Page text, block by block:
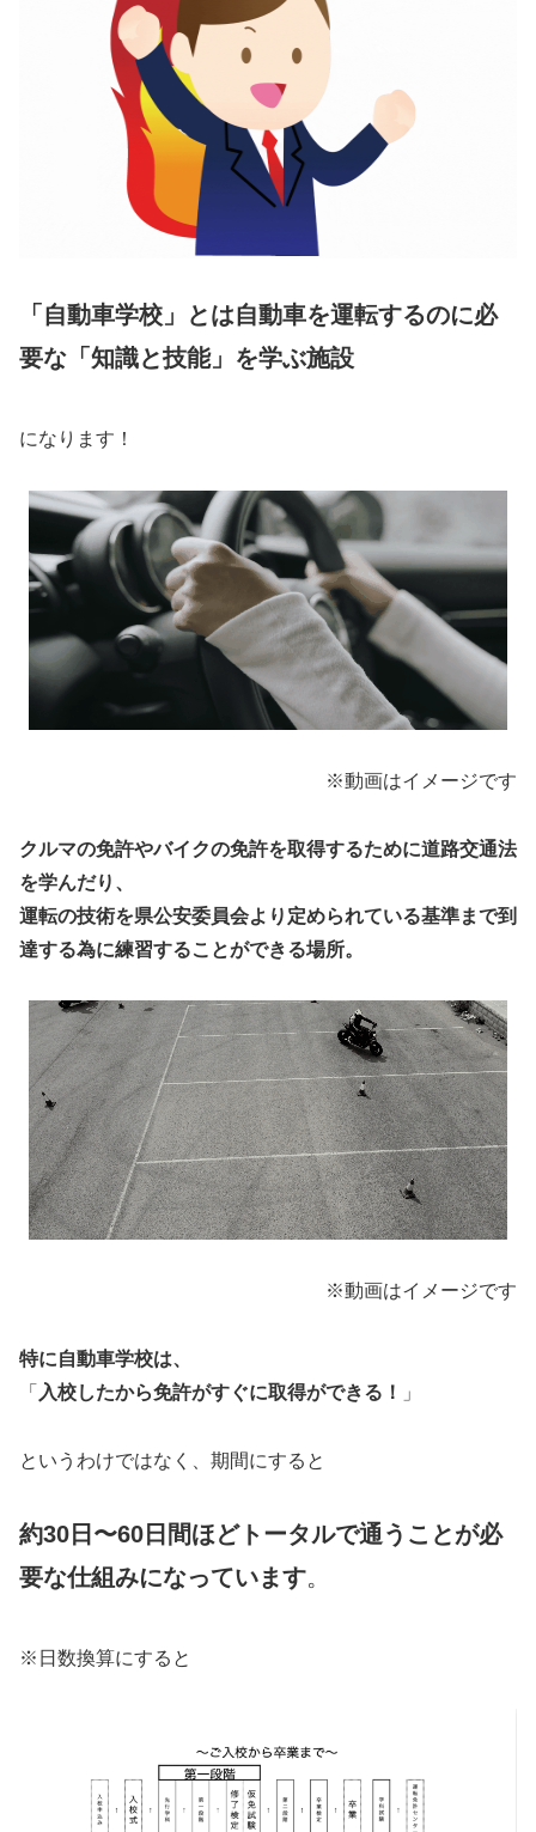
「自動車学校」
とは自動車を運転するのに必
要な「知識と技能」を学ぶ施設
になります！
※動画はイメージです
クルマの免許やバイクの免許を取得するために道路交通法
を学んだり、
運転の技術を県公安委員会より定められている基準まで到
達する為に練習することができる場所。
※動画はイメージです
特に自動車学校は、
「 入校したから免許がすぐに取得ができる！ 」
というわけではなく、期間にすると
約30日〜60日間ほどトータルで通うことが必
要な仕組みになっています。
※日数換算にすると